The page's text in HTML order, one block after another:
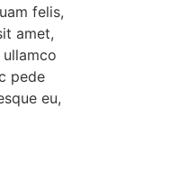
felis,
amet,
pede
eu,